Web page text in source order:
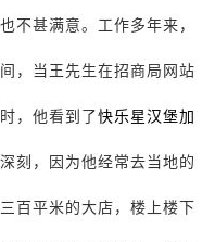
不甚满意。工作多年来，
，当王先生在招商局网站
，他看到了快乐星汉堡加
刻，因为他经常去当地的
百平米的大店，楼上楼下